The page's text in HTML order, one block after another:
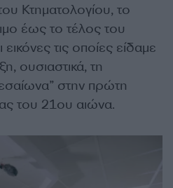
Κτηματολογίου, το
έως το τέλος του
τις οποίες είδαμε
ουσιαστικά, τη
στην πρώτη
του 21ου αιώνα.